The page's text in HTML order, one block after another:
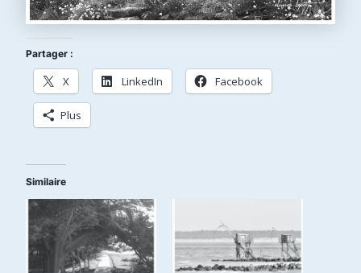
Partager :
X LinkedIn Facebook
Plus
Similaire